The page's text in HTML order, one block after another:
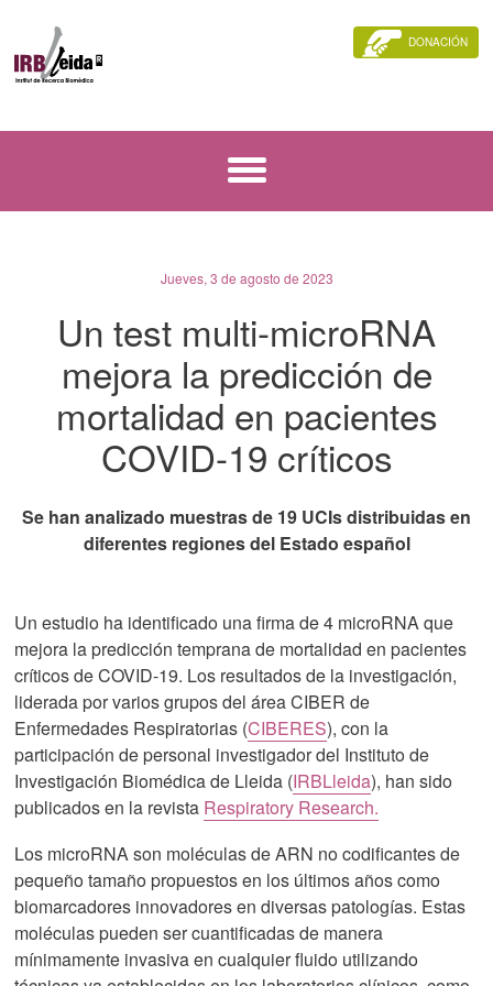
DONACIÓN
Jueves, 3 de agosto de 2023
Un test multi-microRNA
mejora la predicción de
mortalidad en pacientes
COVID-19 críticos
Se han analizado muestras de 19 UCIs distribuidas en
diferentes regiones del Estado español
Un estudio ha identificado una firma de 4 microRNA que
mejora la predicción temprana de mortalidad en pacientes
críticos de COVID-19. Los resultados de la investigación,
liderada por varios grupos del área CIBER de
Enfermedades Respiratorias (CIBERES), con la
participación de personal investigador del Instituto de
Investigación Biomédica de Lleida (IRBLleida), han sido
publicados en la revista Respiratory Research.
Los microRNA son moléculas de ARN no codificantes de
pequeño tamaño propuestos en los últimos años como
biomarcadores innovadores en diversas patologías. Estas
moléculas pueden ser cuantificadas de manera
mínimamente invasiva en cualquier fluido utilizando